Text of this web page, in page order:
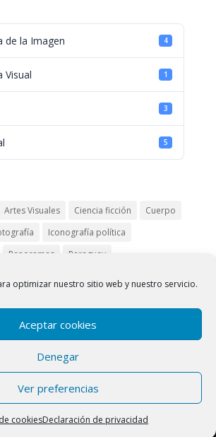
optimizar nuestro sitio web y nuestro servicio.
Aceptar cookies
Denegar
Ver preferencias
cookiesDeclaración de privacidad
de la Imagen 4
Visual 1
3
5
Artes Visuales Ciencia ficción
Cuerpo
Iconografía política
Panoramas
Paraguay